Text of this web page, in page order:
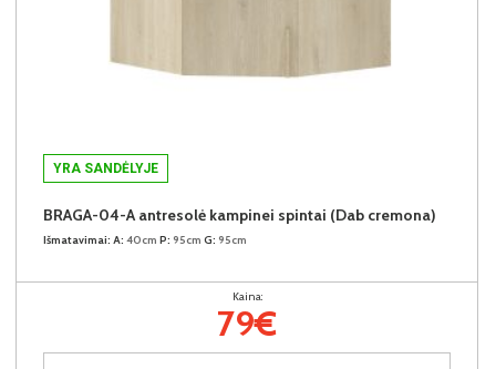
YRA SANDĖLYJE
BRAGA-04-A antresolė kampinei spintai (Dab cremona)
Išmatavimai: A: 40cm P: 95cm G: 95cm
Kaina:
79€